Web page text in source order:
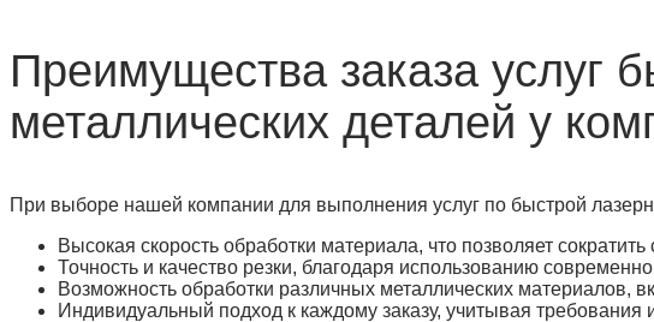
Преимущества заказа услуг
металлических деталей у
При выборе нашей компании для выполнения услуг по быстрой
Высокая скорость обработки материала, что позволяет
Точность и качество резки, благодаря использованию
Возможность обработки различных металлических материалов,
Индивидуальный подход к каждому заказу, учитывая требования